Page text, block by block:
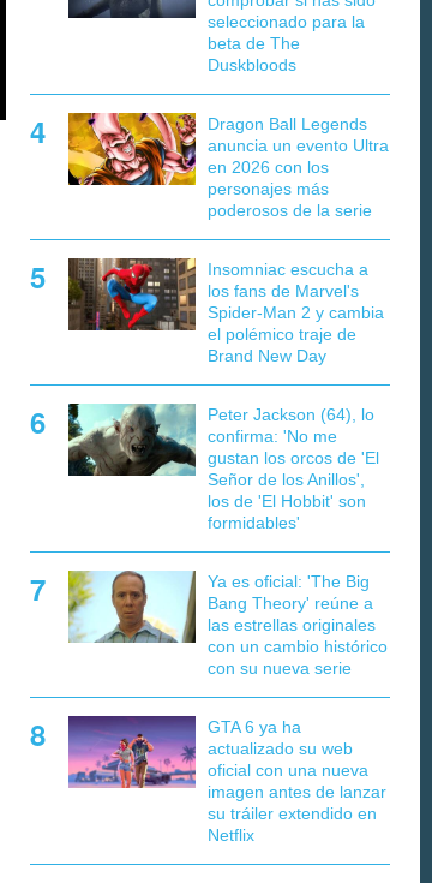
seleccionado para la
beta de The
Duskbloods
Dragon Ball Legends
anuncia un evento Ultra
en 2026 con los
personajes más
poderosos de la serie
Insomniac escucha a
los fans de Marvel's
Spider-Man 2 y cambia
el polémico traje de
Brand New Day
Peter Jackson (64), lo
confirma: 'No me
gustan los orcos de 'El
Señor de los Anillos',
los de 'El Hobbit' son
formidables'
Ya es oficial: 'The Big
Bang Theory' reúne a
las estrellas originales
con un cambio histórico
con su nueva serie
GTA 6 ya ha
actualizado su web
oficial con una nueva
imagen antes de lanzar
su tráiler extendido en
Netflix